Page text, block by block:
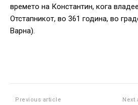
времето на Константин, кога
Отстапникот, во 361 година, во
Варна).
Previous article Next